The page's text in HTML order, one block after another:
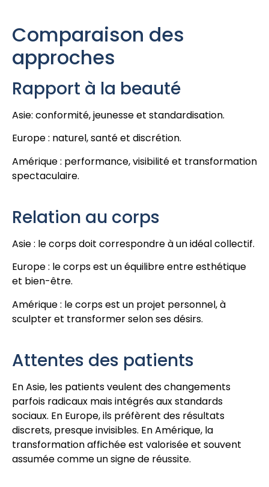
Comparaison des
approches
Rapport à la beauté
Asie: conformité, jeunesse et standardisation.
Europe : naturel, santé et discrétion.
Amérique : performance, visibilité et transformation
spectaculaire.
Relation au corps
Asie : le corps doit correspondre à un idéal collectif.
Europe : le corps est un équilibre entre esthétique
et bien-être.
Amérique : le corps est un projet personnel, à
sculpter et transformer selon ses désirs.
Attentes des patients
En Asie, les patients veulent des changements
parfois radicaux mais intégrés aux standards
sociaux. En Europe, ils préfèrent des résultats
discrets, presque invisibles. En Amérique, la
transformation affichée est valorisée et souvent
assumée comme un signe de réussite.